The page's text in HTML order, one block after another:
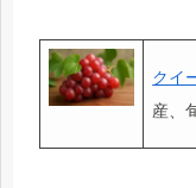
クイ
産、